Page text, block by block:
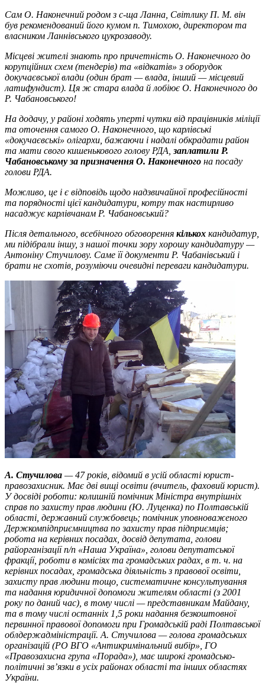
Сам О. Наконечний родом з с-ща Ланна, Світлику П. М. він
був рекомендований його кумом п. Тимохою, директором та
власником Ланнівського цукрозаводу.
Місцеві жителі знають про причетність О. Наконечного до
корупційних схем (тендерів) та «відкатів» з оборудок
докучаєвської влади (один брат — влада, інший — місцевий
латифундист). Ця ж стара влада й лобіює О. Наконечного до
Р. Чабановського!
На додачу, у районі ходять уперті чутки від працівників міліції
та оточення самого О. Наконечного, що карлівські
«докучаєвські» олігархи, бажаючи і надалі обкрадати район
та мати свого кишенькового голову РДА, заплатили Р.
Чабановському за призначення О. Наконечного на посаду
голови РДА.
Можливо, це і є відповідь щодо надзвичайної професійності
та порядності цієї кандидатури, котру так настирливо
насаджує карлівчанам Р. Чабановський?
Після детального, всебічного обговорення кількох кандидатур,
ми підібрали іншу, з нашої точки зору хорошу кандидатуру —
Антоніну Стучилову. Саме її документи Р. Чабанівський і
брати не схотів, розуміючи очевидні переваги кандидатури.
А. Стучилова — 47 років, відомий в усій області юрист-
правозахисник. Має дві вищі освіти (вчитель, фаховий юрист).
У досвіді роботи: колишній помічник Міністра внутрішніх
справ по захисту прав людини (Ю. Луценка) по Полтавській
області, державний службовець; помічник уповноваженого
Держкомпідприємництва по захисту прав підприємців;
робота на керівних посадах, досвід депутата, голови
райорганізації п/п «Наша Україна», голови депутатської
фракції, роботи в комісіях та громадських радах, в т. ч. на
керівних посадах, громадська діяльність з правової освіти,
захисту прав людини тощо, систематичне консультування
та надання юридичної допомоги жителям області (з 2001
року по даний час), в тому числі — представникам Майдану,
та в тому числі останніх 1,5 роки надання безкоштовної
первинної правової допомоги при Громадській раді Полтавської
облдержадміністрації. А. Стучилова — голова громадських
організацій (РО ВГО «Антикримінальний вибір», ГО
«Правозахисна група «Порада»), має широкі громадсько-
політичні зв’язки в усіх районах області та інших областях
України.